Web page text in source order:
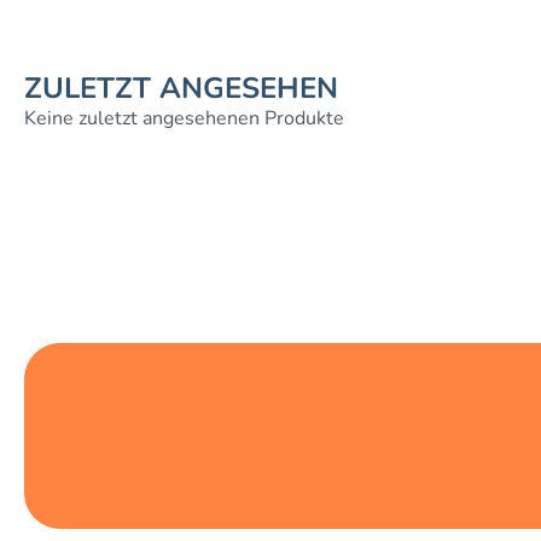
ZULETZT ANGESEHEN
Keine zuletzt angesehenen Produkte